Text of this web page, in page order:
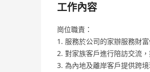
工作內容
崗位職責：
1. 服務於公司的家辦服務財
2. 對家族客戶進行陪訪交流
3. 為內地及離岸客戶提供跨